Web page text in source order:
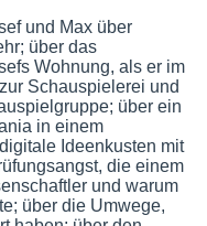
und Max über
über das
Wohnung, als er im
Schauspielerei und
über ein
in einem
Ideenkusten mit
die einem
und warum
über die Umwege,